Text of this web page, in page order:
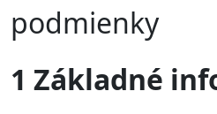
podmienky
1 Základné